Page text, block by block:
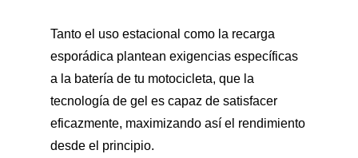
Tanto el uso estacional como la recarga
esporádica plantean exigencias específicas
a la batería de tu motocicleta, que la
tecnología de gel es capaz de satisfacer
eficazmente, maximizando así el rendimiento
desde el principio.